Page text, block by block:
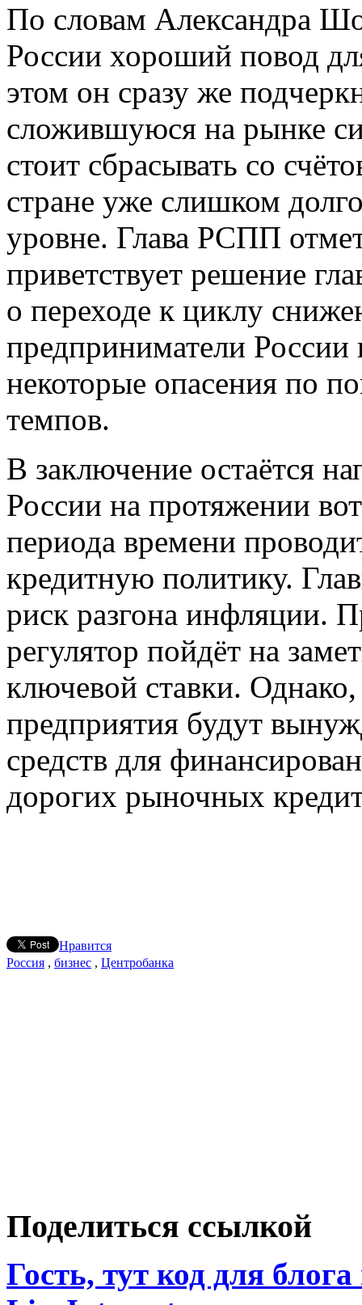
По словам Александра
России хороший повод
этом он сразу же
сложившуюся на рынке
стоит сбрасывать со
стране уже слишком
уровне. Глава РСПП
приветствует решение
о переходе к циклу
предприниматели
некоторые опасения по
темпов.
В заключение остаётся
России на протяжении
периода времени
кредитную политику.
риск разгона инфляции.
регулятор пойдёт на
ключевой ставки.
предприятия будут
средств для
дорогих рыночных
Нравится
Россия , бизнес , Центробанка
Поделиться ссылкой
Гость, тут код для